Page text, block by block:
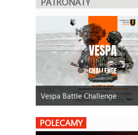
Vespa Battle Challenge
POLECAMY